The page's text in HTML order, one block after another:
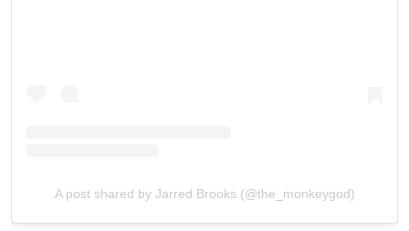
A post shared by Jarred Brooks (@the_monkeygod)